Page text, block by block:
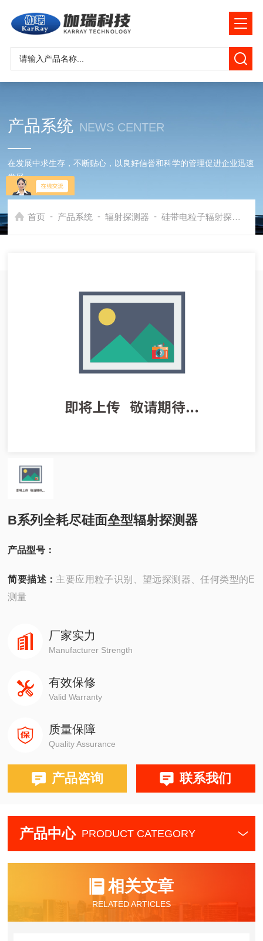
产品系统 NEWS CENTER
在发展中求生存，不断贴心，以良好信誉和科学的管理促进企业迅速
发展
首页 - 产品系统 - 辐射探测器 - 硅带电粒子辐射探测器
B系列全耗尽硅面垒型辐射探测器
产品型号：
简要描述： 主要应用粒子识别、望远探测器、任何类型的E
测量
厂家实力
Manufacturer Strength
有效保修
Valid Warranty
质量保障
Quality Assurance
产品咨询 联系我们
产品中心 PRODUCT CATEGORY
相关文章
RELATED ARTICLES